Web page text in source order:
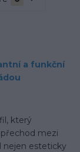
a funkční
který
mezi
nejen esteticky